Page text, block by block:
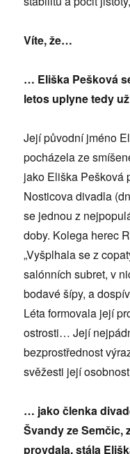
Víte, že…
… Eliška Pešková
letos uplyne tedy
Její původní jméno
pocházela ze
jako Eliška Pešková
Nosticova divadla
se jednou z
doby. Kolega herec
„Vyšplhala se z
salónních subret, v
bodavé šípy, a
Léta formovala její
ostrosti… Její
bezprostřednost
svěžesti její
… jako členka
Švandy ze Semčic,
provdala, stála